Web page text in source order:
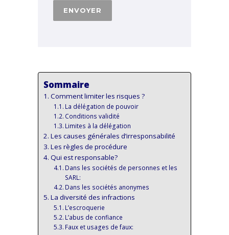
Sommaire
Comment limiter les risques ?
La délégation de pouvoir
Conditions validité
Limites à la délégation
Les causes générales d’irresponsabilité
Les règles de procédure
Qui est responsable?
Dans les sociétés de personnes et les
SARL:
Dans les sociétés anonymes
La diversité des infractions
L’escroquerie
L’abus de confiance
Faux et usages de faux: